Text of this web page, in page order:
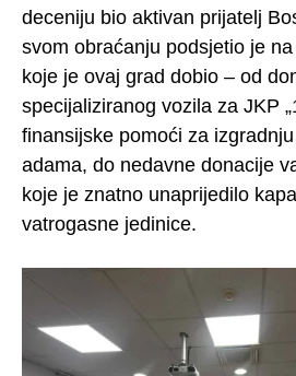
deceniju bio aktivan prijatelj
svom obraćanju podsjetio je
koje je ovaj grad dobio – od
specijaliziranog vozila za JKP
finansijske pomoći za
adama, do nedavne donacije
koje je znatno unaprijedilo
vatrogasne jedinice.